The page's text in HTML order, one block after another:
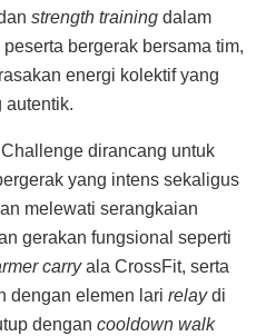
strength training dalam
bergerak bersama tim,
energi kolektif yang
autentik.
dirancang untuk
yang intens sekaligus
melewati serangkaian
gerakan fungsional seperti
carryala CrossFit, serta
dengan elemen lari relaydi
dengan cooldown walk